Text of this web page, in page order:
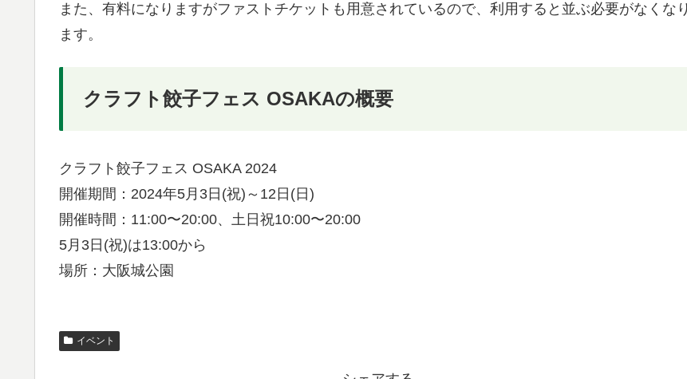
また、有料になりますがファストチケットも用意されているので、利用すると並ぶ必要がなくなり
ます。
クラフト餃子フェス OSAKAの概要
クラフト餃子フェス OSAKA 2024
開催期間：2024年5月3日(祝)～12日(日)
開催時間：11:00〜20:00、土日祝10:00〜20:00
5月3日(祝)は13:00から
場所：大阪城公園
イベント